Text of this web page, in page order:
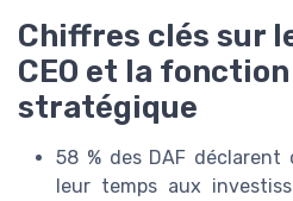
Chiffres clés sur
CEO et la
stratégique
58 % des DAF
leur temps aux